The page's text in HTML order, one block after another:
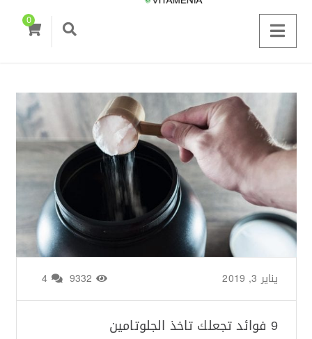
0
من طرف يناير 3, 2019
9 فوائد تجعلك تاخذ الجلوتامين